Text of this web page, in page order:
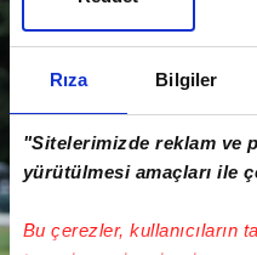
Rıza Bilgiler
"Sitelerimizde reklam ve
yürütülmesi amaçları ile
Bu çerezler, kullanıcıların